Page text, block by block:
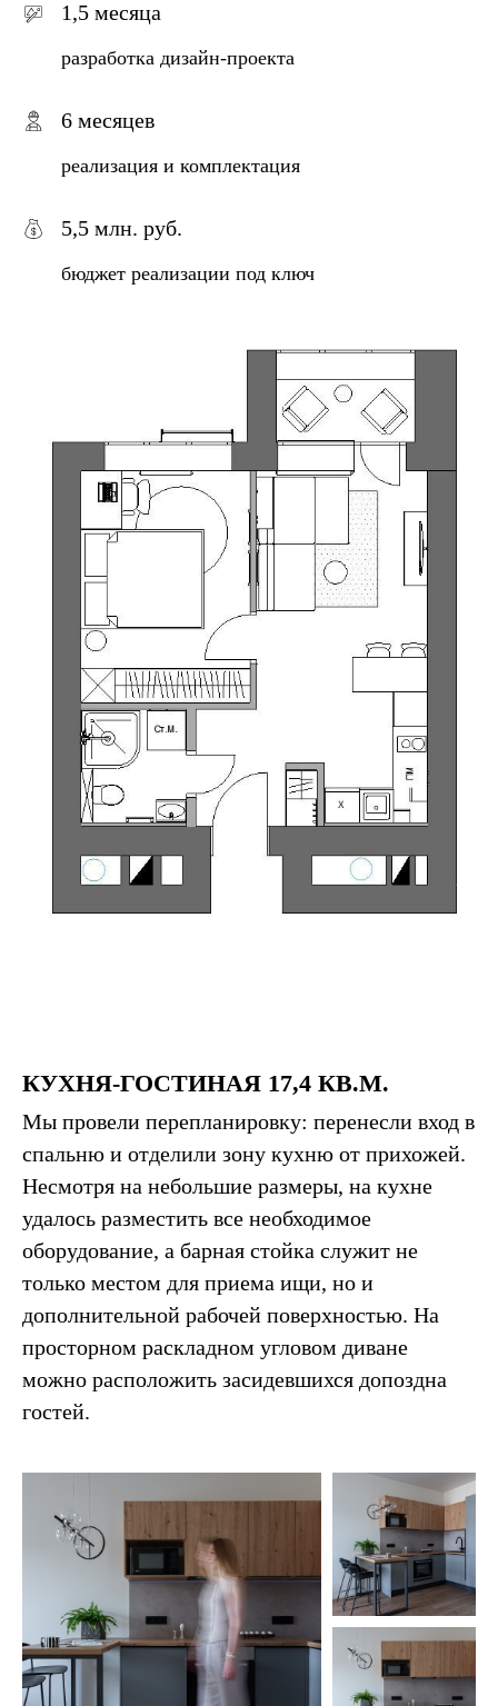
1,5 месяца
разработка дизайн-проекта
6 месяцев
реализация и комплектация
5,5 млн. руб.
бюджет реализации под ключ
КУХНЯ-ГОСТИНАЯ 17,4 КВ.М.
Мы провели перепланировку: перенесли вход в
спальню и отделили зону кухню от прихожей.
Несмотря на небольшие размеры, на кухне
удалось разместить все необходимое
оборудование, а барная стойка служит не
только местом для приема ищи, но и
дополнительной рабочей поверхностью. На
просторном раскладном угловом диване
можно расположить засидевшихся допоздна
гостей.